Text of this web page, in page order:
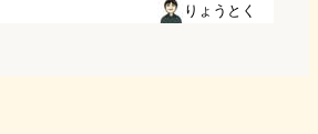
りょうとく